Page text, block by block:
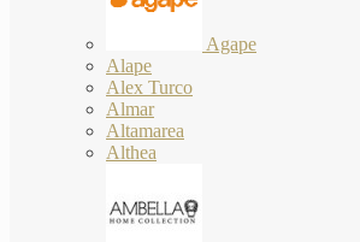
Agape
Alape
Alex Turco
Almar
Altamarea
Althea